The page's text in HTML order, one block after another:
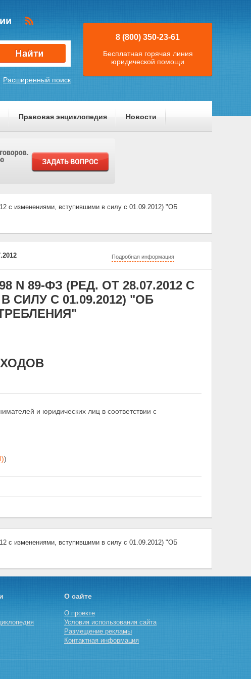
Расширенный поиск
8 (800) 350-23-61
Бесплатная горячая линия
юридической помощи
Правовая энциклопедия Новости
изменениями, вступившими в силу с 01.09.2012) "ОБ
Подробная информация
89-ФЗ (РЕД. ОТ 28.07.2012 С
С 01.09.2012) "ОБ
и юридических лиц в соответствии с
)
изменениями, вступившими в силу с 01.09.2012) "ОБ
О сайте
О проекте
Условия использования сайта
Размещение рекламы
Контактная информация